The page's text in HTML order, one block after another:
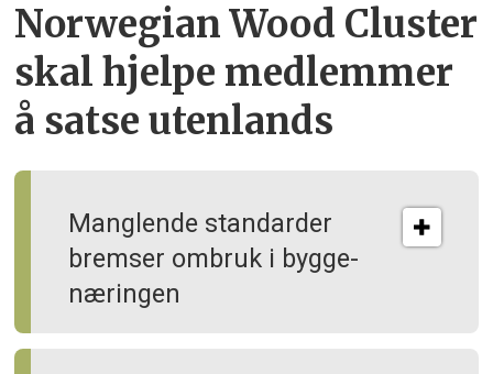
Norwegian Wood Cluster
skal hjelpe medlemmer
å satse utenlands
Manglende standarder
bremser ombruk i bygge­
næringen